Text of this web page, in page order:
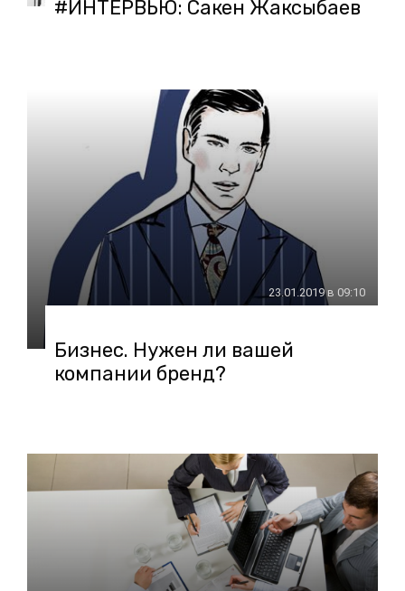
#ИНТЕРВЬЮ: Сакен Жаксыбаев
23.01.2019 в 09:10
Бизнес. Нужен ли вашей
компании бренд?